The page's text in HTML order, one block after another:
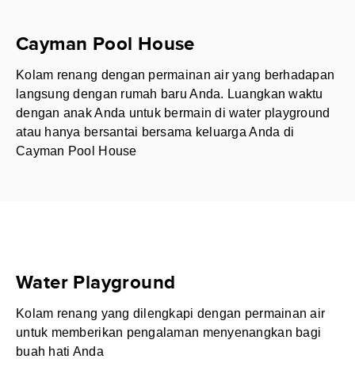
Cayman Pool House
Kolam renang dengan permainan air yang berhadapan
langsung dengan rumah baru Anda. Luangkan waktu
dengan anak Anda untuk bermain di water playground
atau hanya bersantai bersama keluarga Anda di
Cayman Pool House
Water Playground
Kolam renang yang dilengkapi dengan permainan air
untuk memberikan pengalaman menyenangkan bagi
buah hati Anda